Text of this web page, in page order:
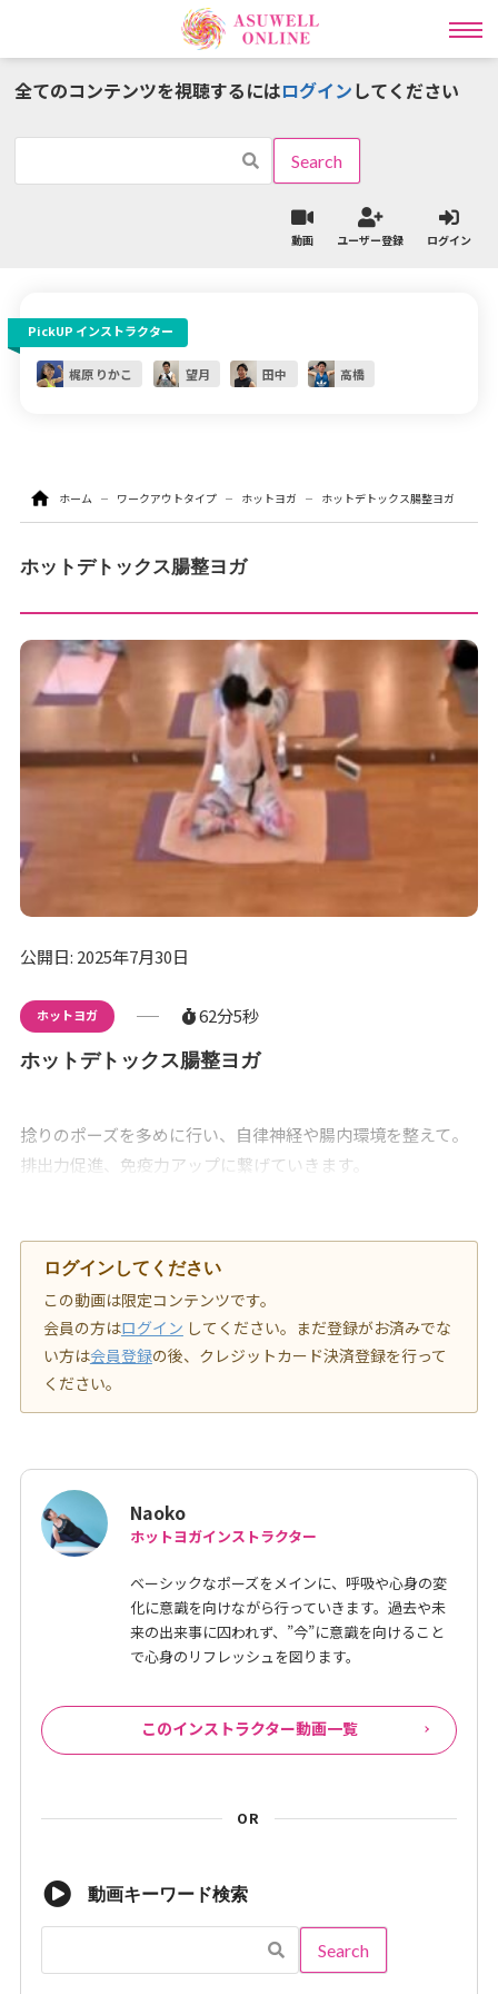
インストラクター一覧
ワークアウトタイプ一覧
ラディカル動画レッスン
ライブ
レッスン予約
パーソナル予約
各種お手続き
全てのコンテンツを視聴するにはログインしてください
動画 ユーザー登録 ログイン
PickUP インストラクター
梶原 りかこ 望月 田中 高橋
ホーム ワークアウトタイプ ホットヨガ ホットデトックス腸整ヨガ
ホットデトックス腸整ヨガ
公開日: 2025年7月30日
ホットヨガ 62分5秒
ホットデトックス腸整ヨガ
捻りのポーズを多めに行い、自律神経や腸内環境を整えて。
排出力促進、免疫力アップに繋げていきます。
ログインしてください
この動画は限定コンテンツです。
会員の方はログイン してください。まだ登録がお済みでな
い方は会員登録の後、クレジットカード決済登録を行って
ください。
Naoko
ホットヨガインストラクター
ベーシックなポーズをメインに、呼吸や心身の変
化に意識を向けながら行っていきます。過去や未
来の出来事に囚われず、”今”に意識を向けること
で心身のリフレッシュを図ります。
このインストラクター動画一覧
OR
動画キーワード検索